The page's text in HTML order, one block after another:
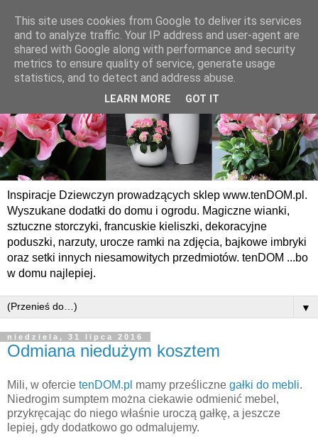
Inspiracje Dziewczyn prowadzących sklep www.tenDOM.pl.
Wyszukane dodatki do domu i ogrodu. Magiczne wianki,
sztuczne storczyki, francuskie kieliszki, dekoracyjne
poduszki, narzuty, urocze ramki na zdjęcia, bajkowe imbryki
oraz setki innych niesamowitych przedmiotów. tenDOM ...bo
w domu najlepiej.
▼
niedziela, 31 lipca 2016
Odmiana niedużym kosztem
Mili, w ofercie tenDOM.pl mamy prześliczne gałki do mebli.
Niedrogim sumptem można ciekawie odmienić mebel,
przykręcając do niego właśnie uroczą gałkę, a jeszcze
lepiej, gdy dodatkowo go odmalujemy.
This site uses cookies from Google to deliver its services
and to analyze traffic. Your IP address and user-agent are
shared with Google along with performance and security
metrics to ensure quality of service, generate usage
statistics, and to detect and address abuse.
LEARN MORE GOT IT